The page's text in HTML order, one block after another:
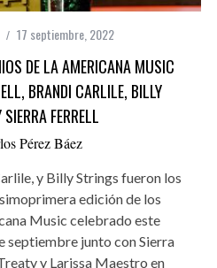
17 septiembre, 2022
DE LA AMERICANA MUSIC
BRANDI CARLILE, BILLY
FERRELL
Pérez Báez
y Billy Strings fueron los
edición de los
Music celebrado este
septiembre junto con Sierra
y Larissa Maestro en